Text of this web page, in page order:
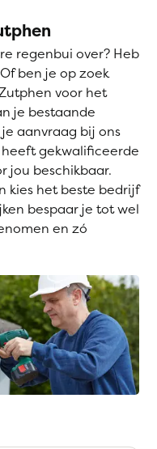
regenbui over? Heb
ben je op zoek
voor het
je bestaande
aanvraag bij ons
gekwalificeerde
jou beschikbaar.
kies het beste bedrijf
bespaar je tot wel
en zó